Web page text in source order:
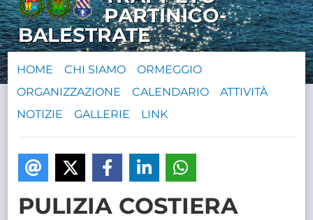
PARTINICO-
BALESTRATE
HOME CHI SIAMO
ORMEGGIO
ORGANIZZAZIONE
CALENDARIO
ATTIVITÀ
NOTIZIE
GALLERIE LINK
PULIZIA COSTIERA
LA VITA
DELL'ASSOCIAZIONE
COMUNICAZIONE,
PROGETTI ED EDITORIA
TRASPARENTE